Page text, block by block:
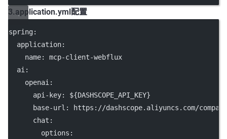
3.application.yml配置
spring:
application:
name: mcp-client-webflux
ai :
openai :
api-key: ${DASHSCOPE_API_KEY}
base-url : https://dashscope.aliyuncs.com/
chat :
options :